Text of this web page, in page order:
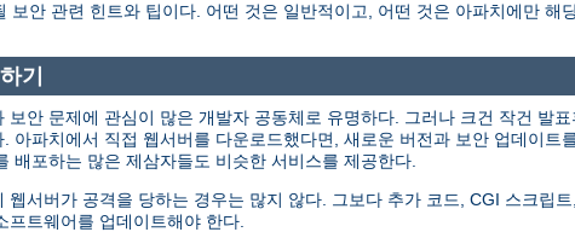
보안 관련 힌트와 팁이다. 어떤 것은 일반적이고, 어떤 것은 아파치에만 해
기
보안 문제에 관심이 많은 개발자 공동체로 유명하다. 그러나 크건 작건 발
아파치에서 직접 웹서버를 다운로드했다면, 새로운 버전과 보안 업데이트
배포하는 많은 제삼자들도 비슷한 서비스를 제공한다.
웹서버가 공격을 당하는 경우는 많지 않다. 그보다 추가 코드, CGI 스크립
프트웨어를 업데이트해야 한다.